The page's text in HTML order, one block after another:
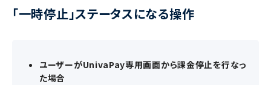
「一時停止」ステータスになる操作
ユーザーがUnivaPay専用画面から課金停止を行なっ
た場合